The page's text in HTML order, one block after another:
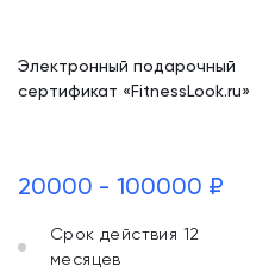
Электронный подарочный
сертификат «FitnessLook.ru»
20000 - 100000 ₽
Срок действия 12
месяцев